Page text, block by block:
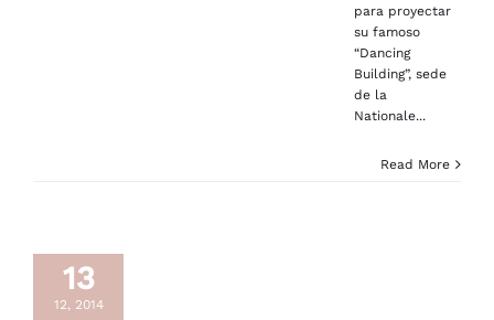
para proyectar
su famoso
“Dancing
Building”, sede
de la
Nationale...
Read More
13
12, 2014